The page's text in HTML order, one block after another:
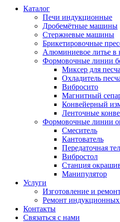
Каталог
Печи индукционные
Дробемётные машины
Стержневые машины
Брикетировочные
Алюминиевое литье в
Формовочные линии
Миксер для
Охладитель
Вибросито
Магнитный
Конвейерный
Ленточные
Формовочные линии
Смеситель
Кантователь
Передаточная
Вибростол
Станция
Манипулятор
Услуги
Изготовление и
Ремонт индукционных
Контакты
Связаться с нами